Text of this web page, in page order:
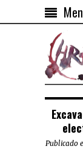
Publicado